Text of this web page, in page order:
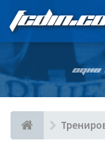
ОДНА